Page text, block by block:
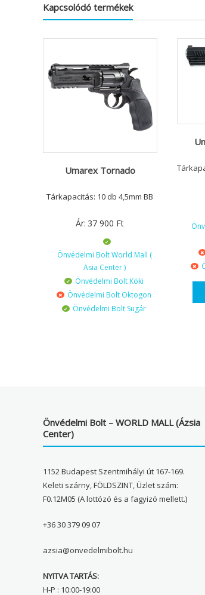
Kapcsolódó termékek
Umarex Tornado
Tárkapacitás: 10 db 4,5mm BB
Ár: 37 900 Ft
Önvédelmi Bolt World Mall (
Asia Center )
Önvédelmi Bolt Köki
Önvédelmi Bolt Oktogon
Önvédelmi Bolt Sugár
Önvédelmi Bolt – WORLD MALL (Ázsia
Center)
1152 Budapest Szentmihályi út 167-169.
Keleti szárny, FÖLDSZINT, Üzlet szám:
F0.12M05 (A lottózó és a fagyizó mellett.)
+36 30 379 09 07
azsia@onvedelmibolt.hu
NYITVA TARTÁS:
H-P : 10:00-19:00